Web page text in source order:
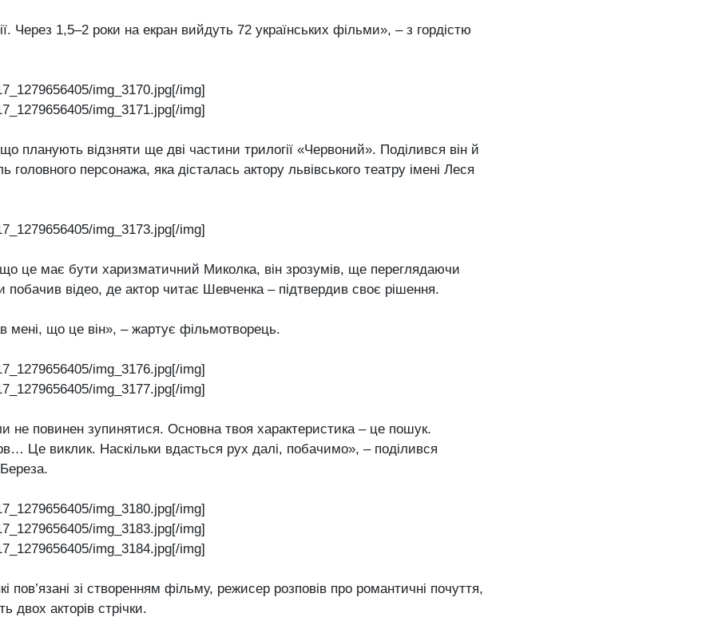
Через 1,5–2 роки на екран вийдуть 72 українських фільми», – з гордістю
img_3170.jpg[/img]
img_3171.jpg[/img]
планують відзняти ще дві частини трилогії «Червоний». Поділився він й
головного персонажа, яка дісталась актору львівського театру імені Леся
img_3173.jpg[/img]
це має бути харизматичний Миколка, він зрозумів, ще переглядаючи
побачив відео, де актор читає Шевченка – підтвердив своє рішення.
мені, що це він», – жартує фільмотворець.
img_3176.jpg[/img]
img_3177.jpg[/img]
не повинен зупинятися. Основна твоя характеристика – це пошук.
Це виклик. Наскільки вдасться рух далі, побачимо», – поділився
img_3180.jpg[/img]
img_3183.jpg[/img]
img_3184.jpg[/img]
пов’язані зі створенням фільму, режисер розповів про романтичні почуття,
двох акторів стрічки.